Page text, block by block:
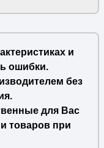
и
ошибки.
без
для Вас
товаров при